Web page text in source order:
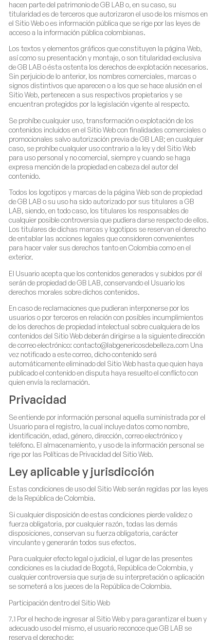
hacen parte del patrimonio de GB LAB o, en su caso, su
titularidad es de terceros que autorizaron el uso de los mismos en
el Sitio Web o es información pública que se rige por las leyes de
acceso a la información pública colombianas.
Los textos y elementos gráficos que constituyen la página Web,
así como su presentación y montaje, o son titularidad exclusiva
de GB LAB o ésta ostenta los derechos de explotación necesarios.
Sin perjuicio de lo anterior, los nombres comerciales, marcas o
signos distintivos que aparecen o a los que se hace alusión en el
Sitio Web, pertenecen a sus respectivos propietarios y se
encuentran protegidos por la legislación vigente al respecto.
Se prohíbe cualquier uso, transformación o explotación de los
contenidos incluidos en el Sitio Web con finalidades comerciales o
promocionales salvo autorización previa de GB LAB; en cualquier
caso, se prohíbe cualquier uso contrario a la ley y del Sitio Web
para uso personal y no comercial, siempre y cuando se haga
expresa mención de la propiedad en cabeza del autor del
contenido.
Todos los logotipos y marcas de la página Web son de propiedad
de GB LAB o su uso ha sido autorizado por sus titulares a GB
LAB, siendo, en todo caso, los titulares los responsables de
cualquier posible controversia que pudiera darse respecto de ellos.
Los titulares de dichas marcas y logotipos se reservan el derecho
de entablar las acciones legales que consideren convenientes
para hacer valer sus derechos tanto en Colombia como en el
exterior.
El Usuario acepta que los contenidos generados y subidos por él
serán de propiedad de GB LAB, conservando el Usuario los
derechos morales sobre dichos contenidos.
En caso de reclamaciones que pudieran interponerse por los
usuarios o por terceros en relación con posibles incumplimientos
de los derechos de propiedad intelectual sobre cualquiera de los
contenidos del Sitio Web deberán dirigirse a la siguiente dirección
de correo electrónico: contacto@labgenericosdebelleza.com Una
vez notificado a este correo, dicho contenido será
automáticamente eliminado del Sitio Web hasta que quien haya
publicado el contenido en disputa haya resuelto el conflicto con
quien envía la reclamación.
Privacidad
Se entiende por información personal aquella suministrada por el
Usuario para el registro, la cual incluye datos como nombre,
identificación, edad, género, dirección, correo electrónico y
teléfono. El almacenamiento, y uso de la información personal se
rige por las Políticas de Privacidad del Sitio Web.
Ley aplicable y jurisdicción
Estas condiciones de uso del Sitio Web serán regidas por las leyes
de la República de Colombia.
Si cualquier disposición de estas condiciones pierde validez o
fuerza obligatoria, por cualquier razón, todas las demás
disposiciones, conservan su fuerza obligatoria, carácter
vinculante y generarán todos sus efectos.
Para cualquier efecto legal o judicial, el lugar de las presentes
condiciones es la ciudad de Bogotá, República de Colombia, y
cualquier controversia que surja de su interpretación o aplicación
se someterá a los jueces de la República de Colombia.
Participación dentro del Sitio Web
7.1 Por el hecho de ingresar al Sitio Web y para garantizar el buen y
adecuado uso del mismo, el usuario reconoce que GB LAB se
reserva el derecho de: